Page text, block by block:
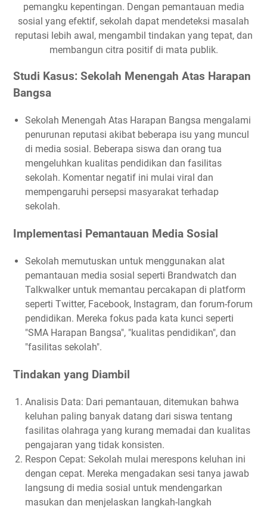
pemangku kepentingan. Dengan pemantauan media
sosial yang efektif, sekolah dapat mendeteksi masalah
reputasi lebih awal, mengambil tindakan yang tepat, dan
membangun citra positif di mata publik.
Studi Kasus: Sekolah Menengah Atas Harapan
Bangsa
Sekolah Menengah Atas Harapan Bangsa mengalami
penurunan reputasi akibat beberapa isu yang muncul
di media sosial. Beberapa siswa dan orang tua
mengeluhkan kualitas pendidikan dan fasilitas
sekolah. Komentar negatif ini mulai viral dan
mempengaruhi persepsi masyarakat terhadap
sekolah.
Implementasi Pemantauan Media Sosial
Sekolah memutuskan untuk menggunakan alat
pemantauan media sosial seperti Brandwatch dan
Talkwalker untuk memantau percakapan di platform
seperti Twitter, Facebook, Instagram, dan forum-forum
pendidikan. Mereka fokus pada kata kunci seperti
"SMA Harapan Bangsa", "kualitas pendidikan", dan
"fasilitas sekolah".
Tindakan yang Diambil
Analisis Data: Dari pemantauan, ditemukan bahwa
keluhan paling banyak datang dari siswa tentang
fasilitas olahraga yang kurang memadai dan kualitas
pengajaran yang tidak konsisten.
Respon Cepat: Sekolah mulai merespons keluhan ini
dengan cepat. Mereka mengadakan sesi tanya jawab
langsung di media sosial untuk mendengarkan
masukan dan menjelaskan langkah-langkah